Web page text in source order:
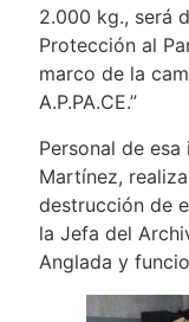
2.000 kg., será
Protección al
marco de la
A.P.PA.CE.”
Personal de
Martínez,
destrucción de
la Jefa del
Anglada y